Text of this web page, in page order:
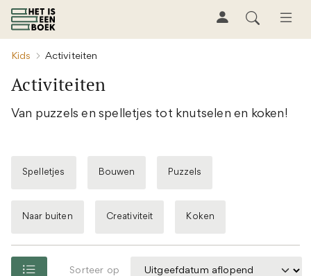
Kids Activiteiten
Activiteiten
Van puzzels en spelletjes tot knutselen en koken!
Spelletjes Bouwen Puzzels
Naar buiten Creativiteit Koken
Sorteer op